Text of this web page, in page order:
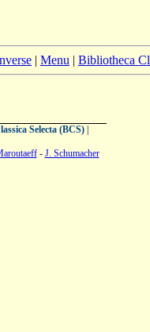
| Menu | Bibliotheca
Selecta (BCS)|
- J. Schumacher